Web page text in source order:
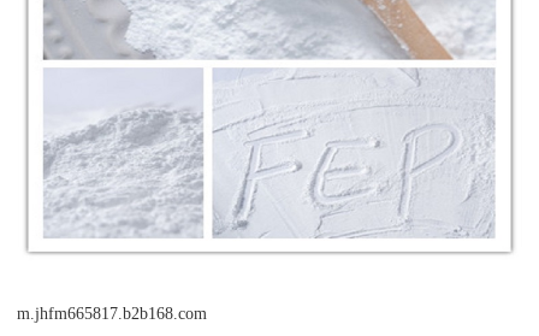
m.jhfm665817.b2b168.com